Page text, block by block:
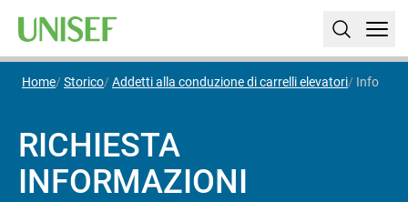
Home Storico Addetti alla conduzione di carrelli elevatori Info
RICHIESTA
INFORMAZIONI